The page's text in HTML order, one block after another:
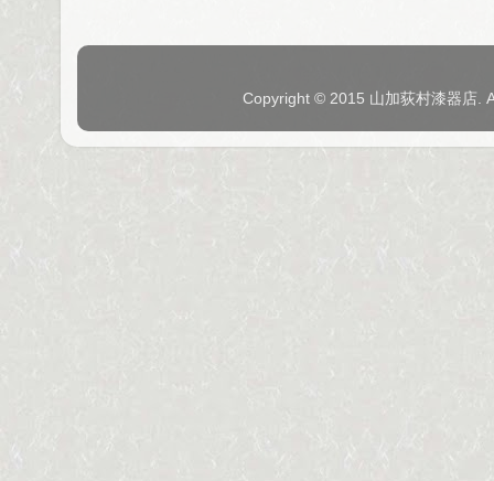
Copyright © 2015 山加荻村漆器店.